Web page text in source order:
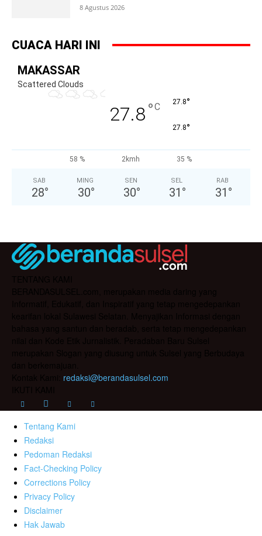
8 Agustus 2026
CUACA HARI INI
MAKASSAR
Scattered Clouds
27.8°C 27.8°
27.8°
58 % 2kmh 35 %
SAB
28°
MING
30°
SEN
30°
SEL
31 °
RAB
31 °
redaksi@berandasulsel.com
Tentang Kami
Redaksi
Pedoman Redaksi
Fact-Checking Policy
Corrections Policy
Privacy Policy
Disclaimer
Hak Jawab